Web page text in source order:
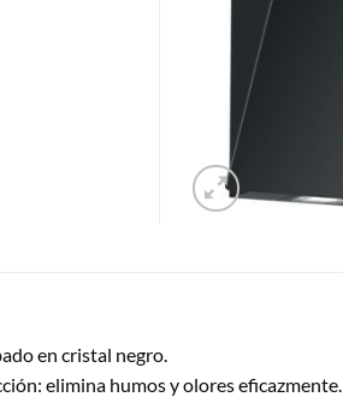
en cristal negro.
elimina humos y olores eficazmente.